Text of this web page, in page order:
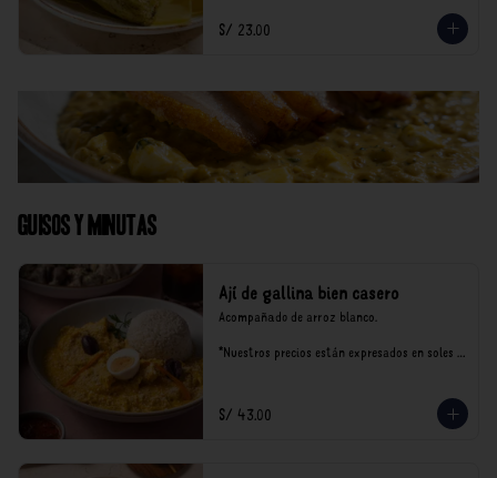
S/ 23.00
Guisos y Minutas
Ají de gallina bien casero
Acompañado de arroz blanco.
*Nuestros precios están expresados en soles e
S/ 43.00